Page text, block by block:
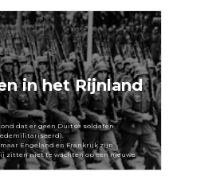
in het Rijnland
dat er geen Duitse soldaten
Engeland en Frankrijk zijn
zitten niet te wachten op een nieuwe